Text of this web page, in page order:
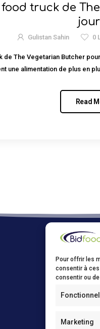
Pour offrir les
consentir à
consentir ou
Fonctionnel
Marketing
truck de
Gulistan Sahin 0
de The Vegetarian Butcher
une alimentation de plus en
Read
Bidfood
9150 Kruibeke
Fax: +32(0)3/